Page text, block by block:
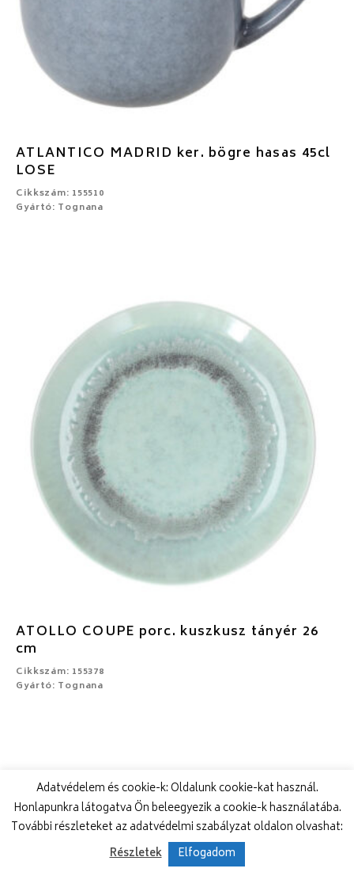
ATLANTICO MADRID ker. bögre hasas 45cl
LOSE
Cikkszám: 155510
Gyártó: Tognana
ATOLLO COUPE porc. kuszkusz tányér 26
cm
Cikkszám: 155378
Gyártó: Tognana
Adatvédelem és cookie-k: Oldalunk cookie-kat használ.
Honlapunkra látogatva Ön beleegyezik a cookie-k használatába.
További részleteket az adatvédelmi szabályzat oldalon olvashat:
Részletek
Elfogadom